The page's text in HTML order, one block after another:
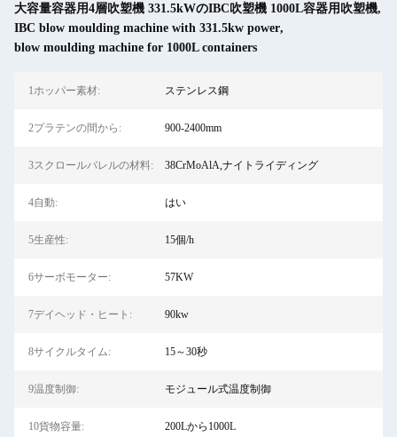
大容量容器用4層吹塑機 331.5kWのIBC吹塑機 1000L容器用吹塑機,
IBC blow moulding machine with 331.5kw power,
blow moulding machine for 1000L containers
1ホッパー素材: ステンレス鋼
2プラテンの間から: 900-2400mm
3スクロールバレルの材料: 38CrMoAlA,ナイトライディング
4自動: はい
5生産性: 15個/h
6サーボモーター: 57KW
7デイヘッド・ヒート: 90kw
8サイクルタイム: 15～30秒
9温度制御: モジュール式温度制御
10貨物容量: 200Lから1000L